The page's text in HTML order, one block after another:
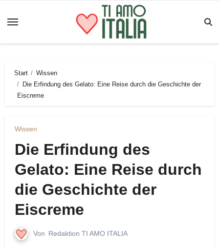
Inhalt
Start
Wissen
Die Erfindung des Gelato: Eine Reise durch die Geschichte der
Eiscreme
Wissen
Die Erfindung des
Gelato: Eine Reise durch
die Geschichte der
Eiscreme
Von Redaktion TI AMO ITALIA